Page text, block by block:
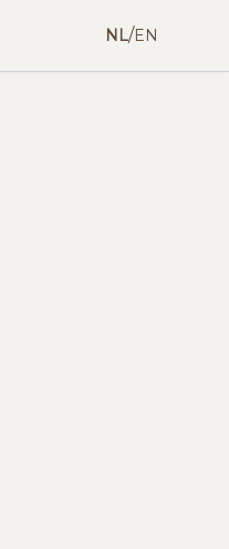
NL/EN